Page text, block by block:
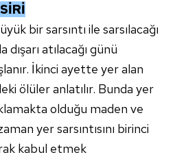
bir sarsıntı ile sarsılacağı
dışarı atılacağı günü
İkinci ayette yer alan
ölüler anlatılır. Bunda yer
olduğu maden ve
yer sarsıntısını birinci
kabul etmek